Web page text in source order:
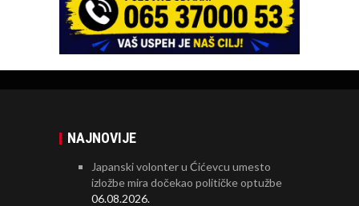
NAJNOVIJE
Japanski volonter u Ćićevcu umesto
izložbe mira dočekao političke optužbe
06.08.2026.